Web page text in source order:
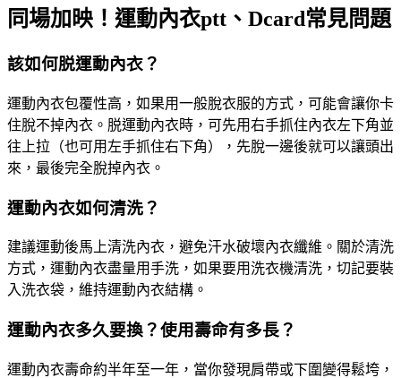
同場加映！運動內衣ptt、Dcard常見問題
該如何脱運動內衣？
運動內衣包覆性高，如果用一般脫衣服的方式，可能會讓你卡
住脫不掉內衣。脱運動內衣時，可先用右手抓住內衣左下角並
往上拉（也可用左手抓住右下角），先脫一邊後就可以讓頭出
來，最後完全脫掉內衣。
運動內衣如何清洗？
建議運動後馬上清洗內衣，避免汗水破壞內衣纖維。關於清洗
方式，運動內衣盡量用手洗，如果要用洗衣機清洗，切記要裝
入洗衣袋，維持運動內衣結構。
運動內衣多久要換？使用壽命有多長？
運動內衣壽命約半年至一年，當你發現肩帶或下圍變得鬆垮，